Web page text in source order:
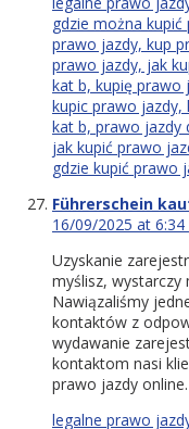
gdzie można
prawo jazdy, kup
prawo jazdy, jak
kat b, kupię prawo
kupic prawo jazdy,
kat b, prawo jazdy
jak kupić prawo
gdzie kupić prawo
Führerschein
16/09/2025 at 6:34
Uzyskanie
myślisz, wystarczy
Nawiązaliśmy
kontaktów z
wydawanie
kontaktom nasi
prawo jazdy online.
legalne prawo